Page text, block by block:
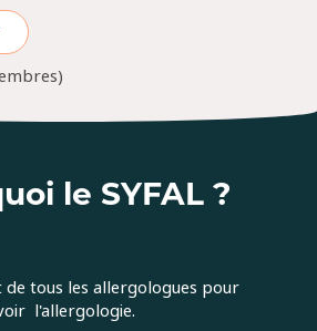
le SYFAL ?
de tous les allergologues pour
l'allergologie.